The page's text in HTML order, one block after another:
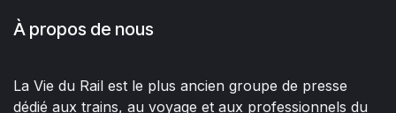
À propos de nous
La Vie du Rail est le plus ancien groupe de presse
dédié aux trains, au voyage et aux professionnels du